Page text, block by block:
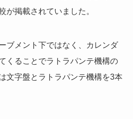
が掲載されていました。
ブメント下ではなく、カレンダ
くることでラトラパンテ機構の
文字盤とラトラパンテ機構を3本